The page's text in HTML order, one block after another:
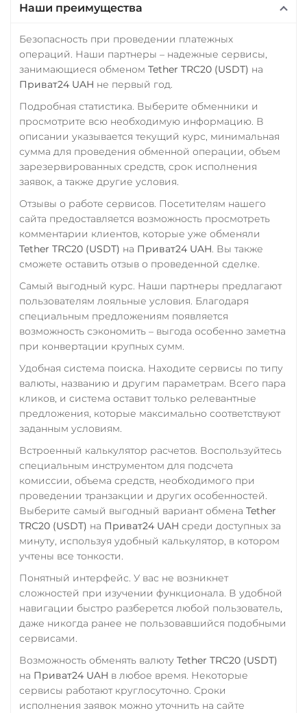
Наши преимущества
Безопасность при проведении платежных
операций. Наши партнеры – надежные сервисы,
занимающиеся обменом Tether TRC20 (USDT) на
Приват24 UAH не первый год.
Подробная статистика. Выберите обменники и
просмотрите всю необходимую информацию. В
описании указывается текущий курс, минимальная
сумма для проведения обменной операции, объем
зарезервированных средств, срок исполнения
заявок, а также другие условия.
Отзывы о работе сервисов. Посетителям нашего
сайта предоставляется возможность просмотреть
комментарии клиентов, которые уже обменяли
Tether TRC20 (USDT) на Приват24 UAH. Вы также
сможете оставить отзыв о проведенной сделке.
Самый выгодный курс. Наши партнеры предлагают
пользователям лояльные условия. Благодаря
специальным предложениям появляется
возможность сэкономить – выгода особенно заметна
при конвертации крупных сумм.
Удобная система поиска. Находите сервисы по типу
валюты, названию и другим параметрам. Всего пара
кликов, и система оставит только релевантные
предложения, которые максимально соответствуют
заданным условиям.
Встроенный калькулятор расчетов. Воспользуйтесь
специальным инструментом для подсчета
комиссии, объема средств, необходимого при
проведении транзакции и других особенностей.
Выберите самый выгодный вариант обмена Tether
TRC20 (USDT) на Приват24 UAH среди доступных за
минуту, используя удобный калькулятор, в котором
учтены все тонкости.
Понятный интерфейс. У вас не возникнет
сложностей при изучении функционала. В удобной
навигации быстро разберется любой пользователь,
даже никогда ранее не пользовавшийся подобными
сервисами.
Возможность обменять валюту Tether TRC20 (USDT)
на Приват24 UAH в любое время. Некоторые
сервисы работают круглосуточно. Сроки
исполнения заявок можно уточнить на сайте